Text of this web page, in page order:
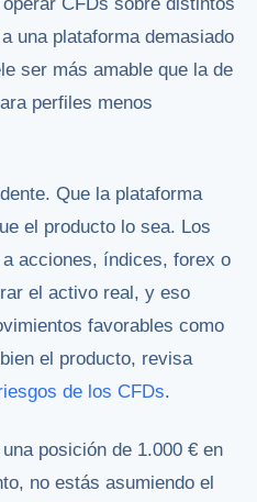
una plataforma demasiado
ser más amable que la de
perfiles menos
Que la plataforma
el producto lo sea. Los
acciones, índices, forex o
el activo real, y eso
favorables como
el producto, revisa
de los CFDs.
posición de 1.000 € en
no estás asumiendo el